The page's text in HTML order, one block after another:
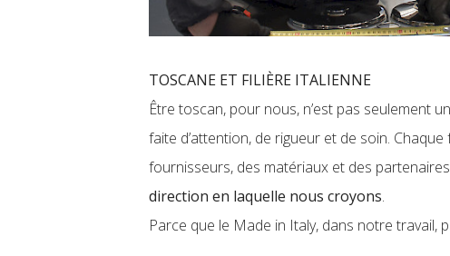
TOSCANE ET FILIÈRE ITALIENNE
Être toscan, pour nous, n’est pas seulement
faite d’attention, de rigueur et de soin.
fournisseurs, des matériaux et des
direction en laquelle nous croyons.
Parce que le Made in Italy, dans notre travail,